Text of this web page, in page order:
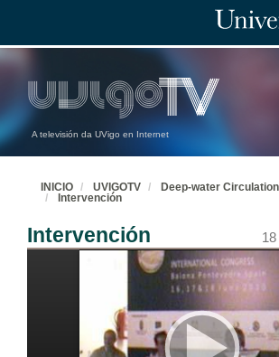
A televisión da UVigo en Internet
INICIO UVIGOTV Deep-water Circulation
Intervención
Intervención